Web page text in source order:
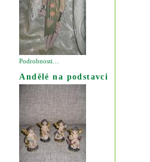
Podrobnosti…
Andělé na podstavci